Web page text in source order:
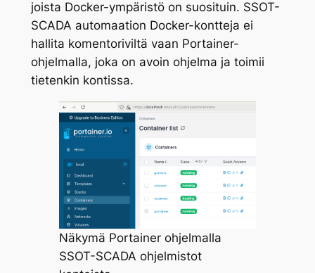
joista Docker-ympäristö on suosituin. SSOT-
SCADA automaation Docker-kontteja ei
hallita komentoriviltä vaan Portainer-
ohjelmalla, joka on avoin ohjelma ja toimii
tietenkin kontissa.
Näkymä Portainer ohjelmalla
SSOT-SCADA ohjelmistot